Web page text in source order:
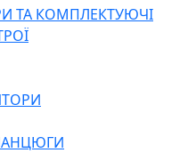
ТА КОМПЛЕКТУЮЧІ